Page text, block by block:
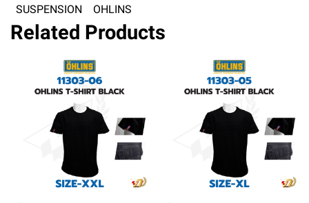
SUSPENSION OHLINS
Related Products